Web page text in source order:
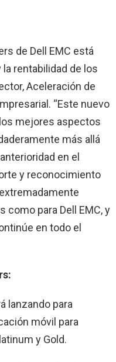
de Dell EMC está
rentabilidad de los
Aceleración de
“Este nuevo
mejores aspectos
más allá
en el
y reconocimiento
como para Dell EMC, y
en todo el
lanzando para
móvil para
y Gold.